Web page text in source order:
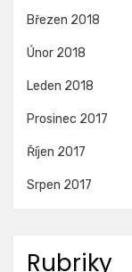
Březen 2018
Únor 2018
Leden 2018
Prosinec 2017
Říjen 2017
Srpen 2017
Rubriky